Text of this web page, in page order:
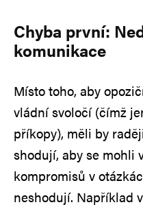
Chyba první:
komunikace
Místo toho, aby
vládní svoločí (čímž
příkopy), měli by
shodují, aby se mohli
kompromisů v
neshodují. Například